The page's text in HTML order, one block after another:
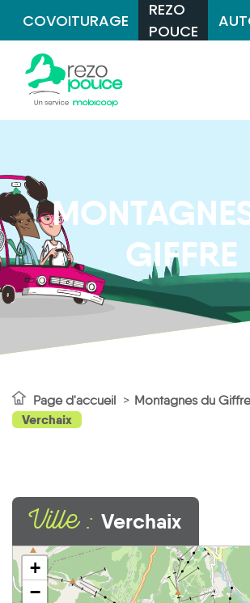
COVOITURAGE
REZO
POUCE
GIFFRE
Page d'accueil Montagnes du
Verchaix
Ville : Verchaix
+
−